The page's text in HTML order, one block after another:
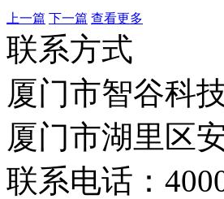
上一篇 下一篇 查看更多
联系方式
厦门市智谷科
厦门市湖里区
联系电话：